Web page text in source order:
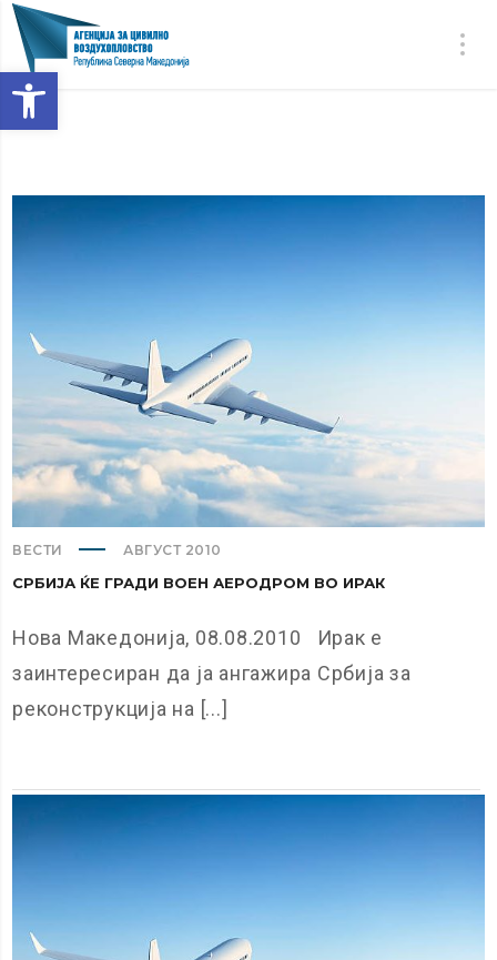
Open toolbar
ВЕСТИ АВГУСТ 2010
СРБИЈА ЌЕ ГРАДИ ВОЕН АЕРОДРОМ ВО ИРАК
Нова Македонија, 08.08.2010 Ирак е
заинтересиран да ја ангажира Србија за
реконструкција на [...]